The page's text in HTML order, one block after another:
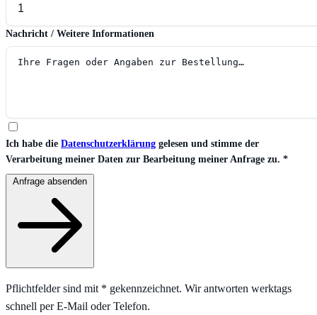
Nachricht / Weitere Informationen
Ich habe die Datenschutzerklärung gelesen und stimme der
Verarbeitung meiner Daten zur Bearbeitung meiner Anfrage zu. *
Pflichtfelder sind mit * gekennzeichnet. Wir antworten werktags
schnell per E-Mail oder Telefon.